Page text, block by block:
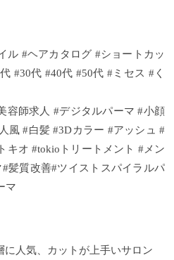
ル #ヘアカタログ #ショートカッ
#30代 #40代 #50代 #ミセス #く
容師求人 #デジタルパーマ #小顔
風 #白髪 #3Dカラー #アッシュ #
キオ #tokioトリートメント #メン
髪質改善#ツイストスパイラルパ
マ
人気、カットが上手いサロン